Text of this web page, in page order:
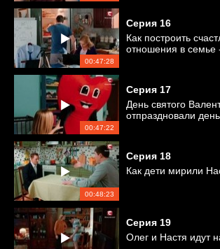
00:47:28
Серия 16
Как построить
отношения в семье
00:47:22
Серия 17
День святого
отпраздновали
00:48:23
Серия 18
Как дети мирили
Серия 19
Олег и Настя идут